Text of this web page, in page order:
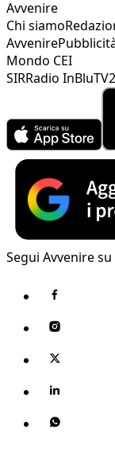
Avvenire
Chi siamo
Avvenire
Mondo CEI
SIRRadio InBlu
Segui Avvenire su